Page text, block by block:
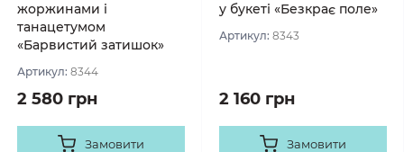
жоржинами і
танацетумом
«Барвистий затишок»
Артикул: 8344
2 580 грн
Замовити
у букеті «Безкрає поле»
Артикул: 8343
2 160 грн
Замовити